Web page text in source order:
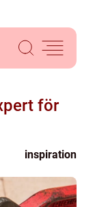
för
inspiration